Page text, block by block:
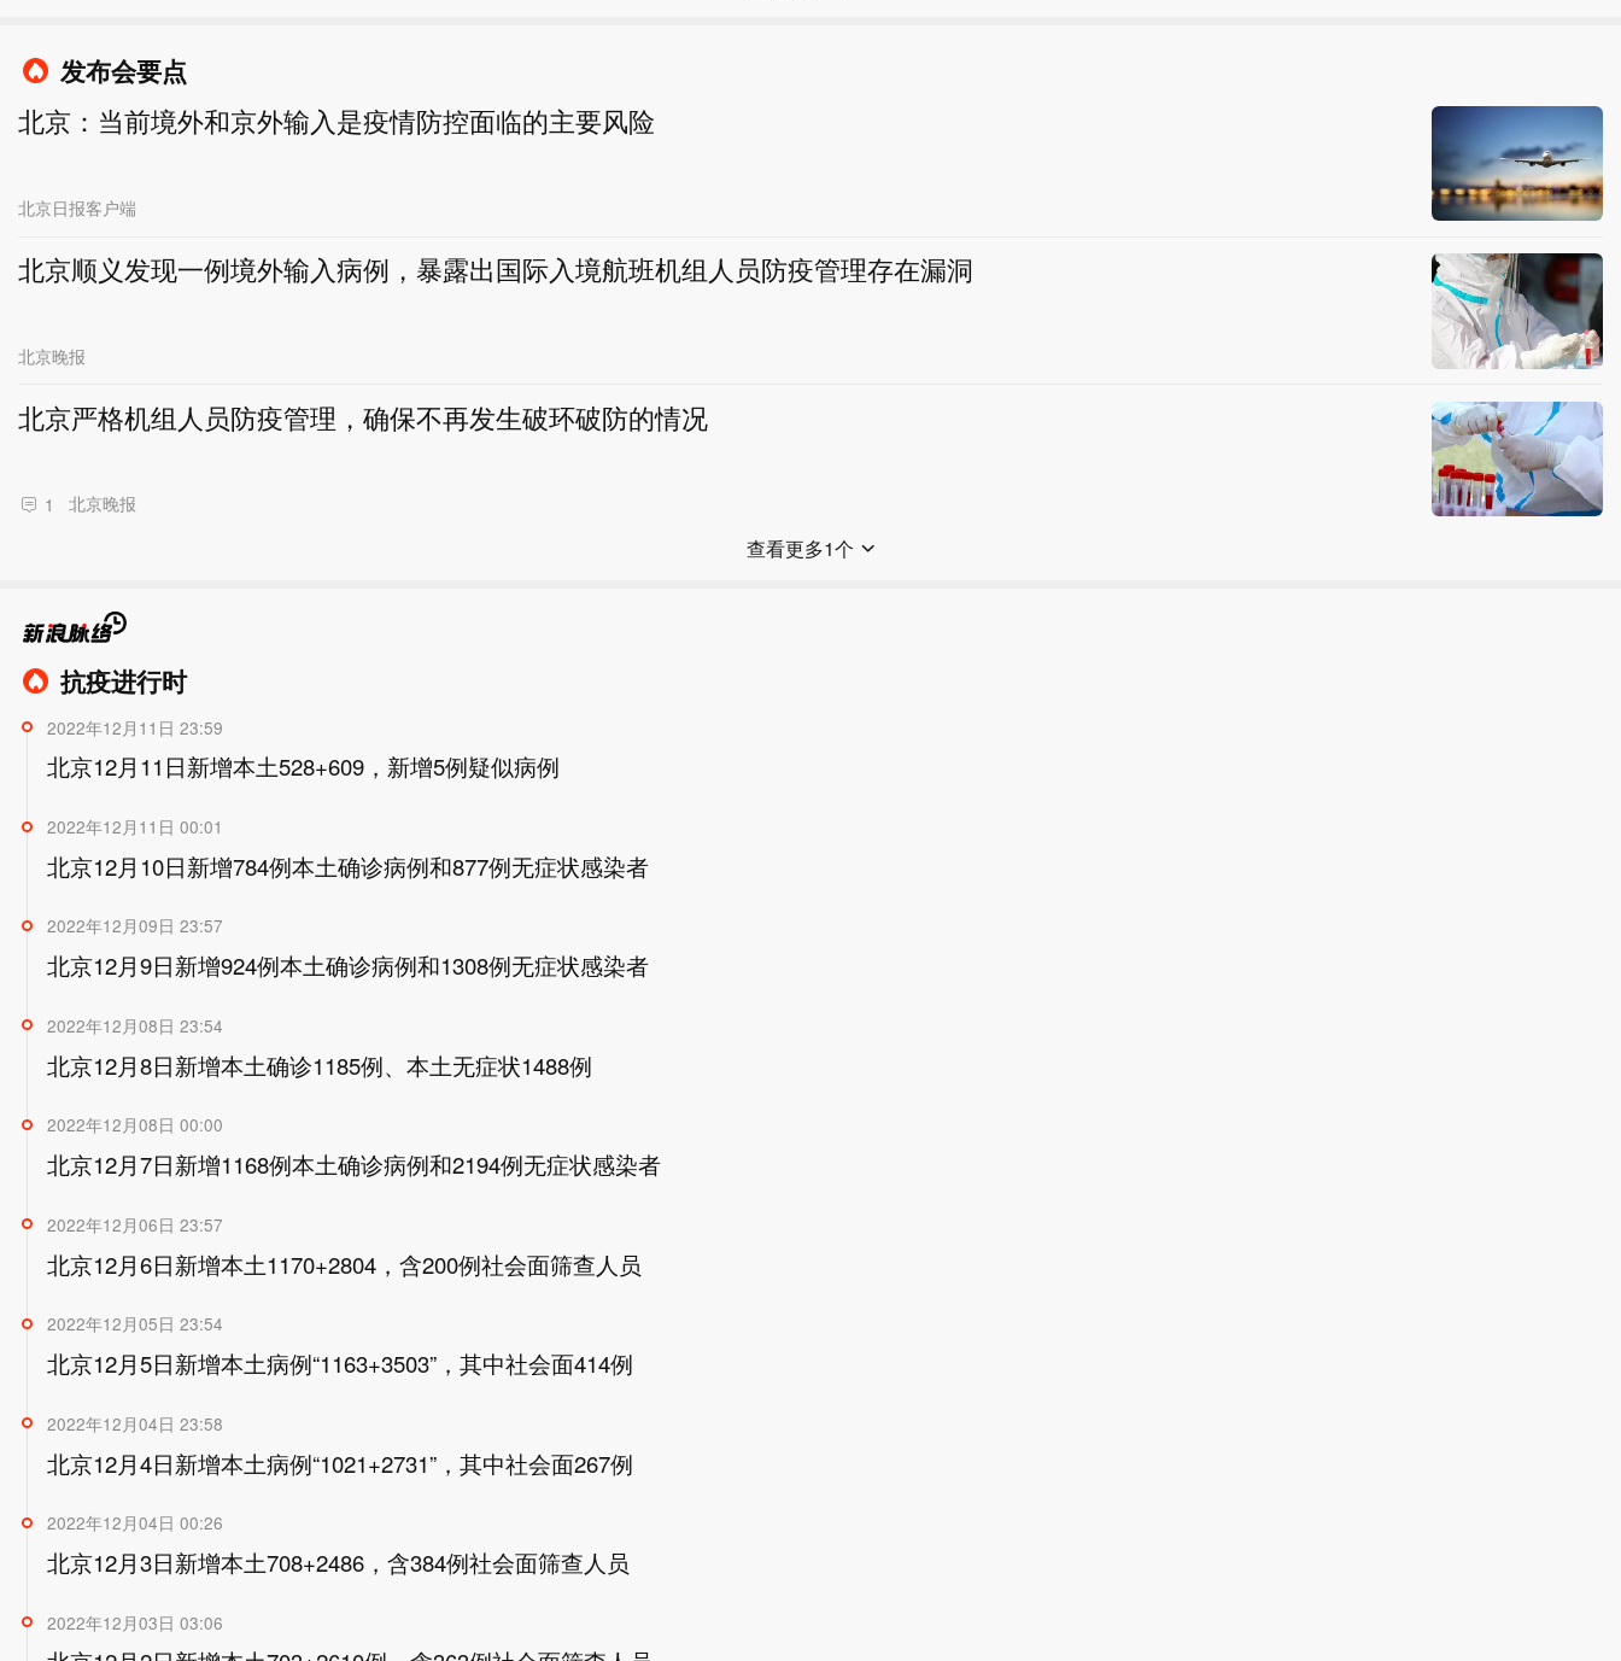
发布会要点
北京：当前境外和京外输入是疫情防控面临的主要风险
北京日报客户端
北京顺义发现一例境外输入病例，暴露出国际入境航班机组人员防疫管理存在漏洞
北京晚报
北京严格机组人员防疫管理，确保不再发生破环破防的情况
1 北京晚报
查看更多1个
抗疫进行时
2022年12月11日 23:59
北京12月11日新增本土528+609，新增5例疑似病例
2022年12月11日 00:01
北京12月10日新增784例本土确诊病例和877例无症状感染者
2022年12月09日 23:57
北京12月9日新增924例本土确诊病例和1308例无症状感染者
2022年12月08日 23:54
北京12月8日新增本土确诊1185例、本土无症状1488例
2022年12月08日 00:00
北京12月7日新增1168例本土确诊病例和2194例无症状感染者
2022年12月06日 23:57
北京12月6日新增本土1170+2804，含200例社会面筛查人员
2022年12月05日 23:54
北京12月5日新增本土病例“1163+3503”，其中社会面414例
2022年12月04日 23:58
北京12月4日新增本土病例“1021+2731”，其中社会面267例
2022年12月04日 00:26
北京12月3日新增本土708+2486，含384例社会面筛查人员
2022年12月03日 03:06